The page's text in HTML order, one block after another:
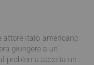
attore italo-americano
giungere a un
problema accetta un